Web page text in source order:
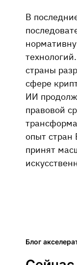
В
страны
сфере
ИИ
правовой
опыт стран
принят
Блог